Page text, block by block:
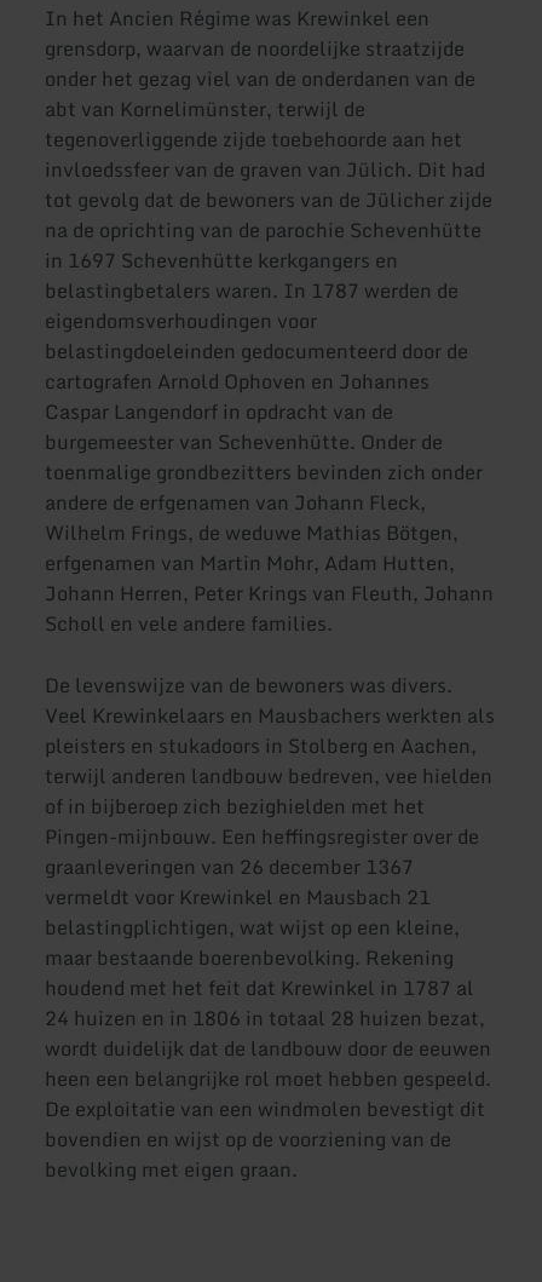
In het Ancien Régime was Krewinkel een
grensdorp, waarvan de noordelijke straatzijde
onder het gezag viel van de onderdanen van de
abt van Kornelimünster, terwijl de
tegenoverliggende zijde toebehoorde aan het
invloedssfeer van de graven van Jülich. Dit had
tot gevolg dat de bewoners van de Jülicher zijde
na de oprichting van de parochie Schevenhütte
in 1697 Schevenhütte kerkgangers en
belastingbetalers waren. In 1787 werden de
eigendomsverhoudingen voor
belastingdoeleinden gedocumenteerd door de
cartografen Arnold Ophoven en Johannes
Caspar Langendorf in opdracht van de
burgemeester van Schevenhütte. Onder de
toenmalige grondbezitters bevinden zich onder
andere de erfgenamen van Johann Fleck,
Wilhelm Frings, de weduwe Mathias Bötgen,
erfgenamen van Martin Mohr, Adam Hutten,
Johann Herren, Peter Krings van Fleuth, Johann
Scholl en vele andere families.
De levenswijze van de bewoners was divers.
Veel Krewinkelaars en Mausbachers werkten als
pleisters en stukadoors in Stolberg en Aachen,
terwijl anderen landbouw bedreven, vee hielden
of in bijberoep zich bezighielden met het
Pingen-mijnbouw. Een heffingsregister over de
graanleveringen van 26 december 1367
vermeldt voor Krewinkel en Mausbach 21
belastingplichtigen, wat wijst op een kleine,
maar bestaande boerenbevolking. Rekening
houdend met het feit dat Krewinkel in 1787 al
24 huizen en in 1806 in totaal 28 huizen bezat,
wordt duidelijk dat de landbouw door de eeuwen
heen een belangrijke rol moet hebben gespeeld.
De exploitatie van een windmolen bevestigt dit
bovendien en wijst op de voorziening van de
bevolking met eigen graan.